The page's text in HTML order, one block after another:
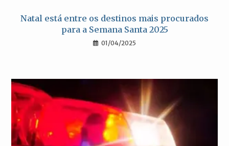
Natal está entre os destinos mais procurados
para a Semana Santa 2025
01/04/2025